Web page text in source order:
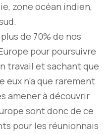
zone océan indien,
de 70% de nos
pour poursuivre
travail et sachant que
eux n’a que rarement
amener à découvrir
sont donc de ce
pour les réunionnais